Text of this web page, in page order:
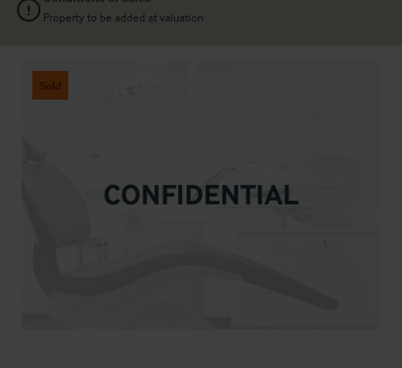
Property to be added at valuation
Sold